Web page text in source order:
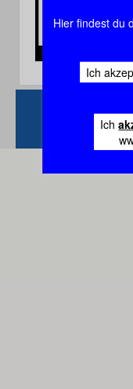
Hier findest du
Ich
Ich
Zurück